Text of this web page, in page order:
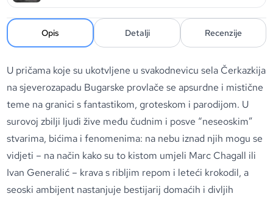
Opis Detalji Recenzije
U pričama koje su ukotvljene u svakodnevicu sela Čerkazkija
na sjeverozapadu Bugarske provlače se apsurdne i mistične
teme na granici s fantastikom, groteskom i parodijom. U
surovoj zbilji ljudi žive među čudnim i posve “neseoskim”
stvarima, bićima i fenomenima: na nebu iznad njih mogu se
vidjeti – na način kako su to kistom umjeli Marc Chagall ili
Ivan Generalić – krava s ribljim repom i leteći krokodil, a
seoski ambijent nastanjuje bestijarij domaćih i divljih